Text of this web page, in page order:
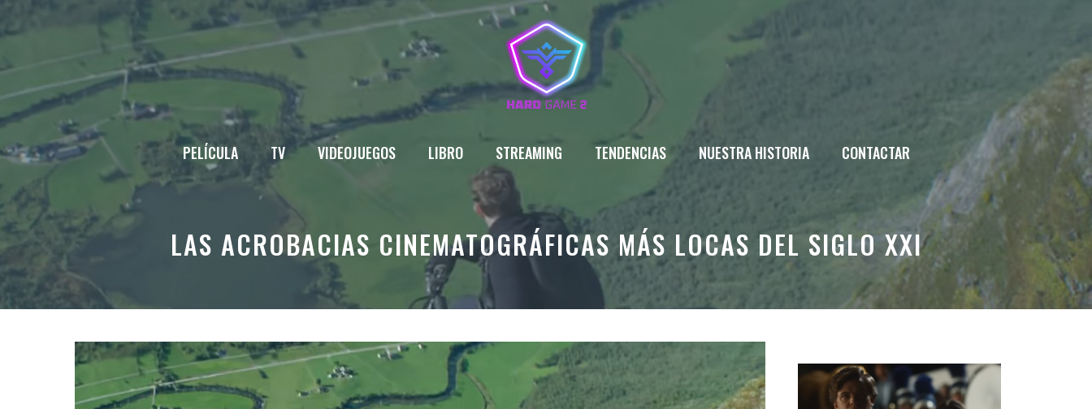
Saltar
al
PELÍCULA TV VIDEOJUEGOS LIBRO STREAMING TENDENCIAS NUESTRA HISTORIA CONTACTAR
LAS ACROBACIAS CINEMATOGRÁFICAS MÁS LOCAS DEL SIGLO XXI